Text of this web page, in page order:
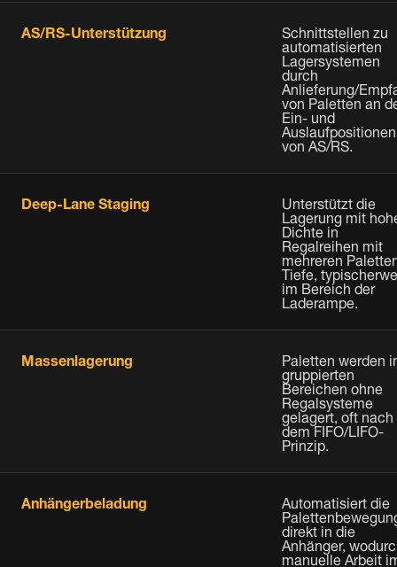
AS/RS-Unterstützung Schnittstellen zu
automatisierten
Lagersystemen
durch
Anlieferung/
von Paletten an
Ein- und
Auslaufpositionen
von AS/RS.
Deep-Lane Staging Unterstützt die
Lagerung mit
Dichte in
Regalreihen mit
mehreren
Tiefe,
im Bereich der
Laderampe.
Massenlagerung Paletten werden
gruppierten
Bereichen ohne
Regalsysteme
gelagert, oft nach
dem FIFO/LIFO-
Prinzip.
Anhängerbeladung Automatisiert die
direkt in die
Anhänger,
manuelle Arbeit